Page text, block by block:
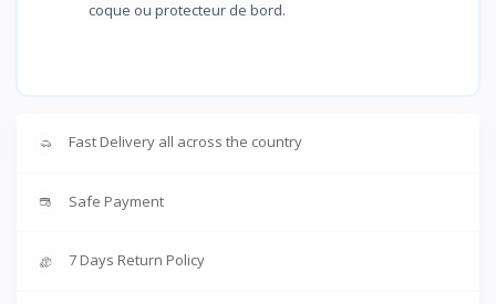
coque ou protecteur de bord.
Fast Delivery all across the country
Safe Payment
7 Days Return Policy